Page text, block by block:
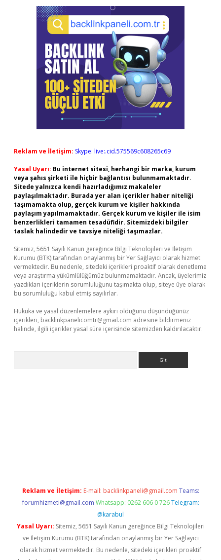
Reklam ve İletişim: Skype: live:.cid.575569c608265c69
Yasal Uyarı: Bu internet sitesi, herhangi bir marka, kurum
veya şahıs şirketi ile hiçbir bağlantısı bulunmamaktadır.
Sitede yalnızca kendi hazırladığımız makaleler
paylaşılmaktadır. Burada yer alan içerikler haber niteliği
taşımamakta olup, gerçek kurum ve kişiler hakkında
paylaşım yapılmamaktadır. Gerçek kurum ve kişiler ile isim
benzerlikleri tamamen tesadüfidir. Sitemizdeki bilgiler
taslak halindedir ve tavsiye niteliği taşımazlar.
Sitemiz, 5651 Sayılı Kanun gereğince Bilgi Teknolojileri ve İletişim
Kurumu (BTK) tarafından onaylanmış bir Yer Sağlayıcı olarak hizmet
vermektedir. Bu nedenle, sitedeki içerikleri proaktif olarak denetleme
veya araştırma yükümlülüğümüz bulunmamaktadır. Ancak, üyelerimiz
yazdıkları içeriklerin sorumluluğunu taşımakta olup, siteye üye olarak
bu sorumluluğu kabul etmiş sayılırlar.
Hukuka ve yasal düzenlemelere aykırı olduğunu düşündüğünüz
içerikleri, backlinkpanelicomtr@gmail.com adresine bildirmeniz
halinde, ilgili içerikler yasal süre içerisinde sitemizden kaldırılacaktır.
Reklam ve İletişim: E-mail: backlinkpaneli@gmail.com Teams:
forumhizmeti@gmail.com Whatsapp: 0262 606 0 726 Telegram:
@karabul
Yasal Uyarı: Sitemiz, 5651 Sayılı Kanun gereğince Bilgi Teknolojileri
ve İletişim Kurumu (BTK) tarafından onaylanmış bir Yer Sağlayıcı
olarak hizmet vermektedir. Bu nedenle, sitedeki içerikleri proaktif